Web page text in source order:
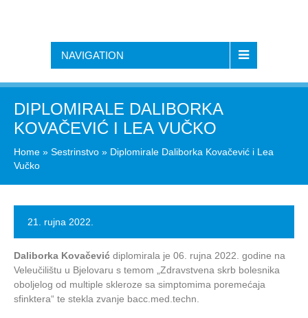
NAVIGATION
DIPLOMIRALE DALIBORKA
KOVAČEVIĆ I LEA VUČKO
Home » Sestrinstvo » Diplomirale Daliborka Kovačević i Lea
Vučko
21. rujna 2022.
Daliborka Kovačević diplomirala je 06. rujna 2022. godine na
Veleučilištu u Bjelovaru s temom „Zdravstvena skrb bolesnika
oboljelog od multiple skleroze sa simptomima poremećaja
sfinktera“ te stekla zvanje bacc.med.techn.